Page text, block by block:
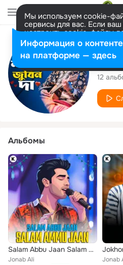
Мы используем cookie-
сервисы для вас. Если
настроить cookie-файлы
представитель. Больше
Разрешить все
12
Альбомы
Salam Abbu Jaan Salam Ammu Jaan
Jonab Ali
Jonab
Информация о контенте
на платформе — здесь